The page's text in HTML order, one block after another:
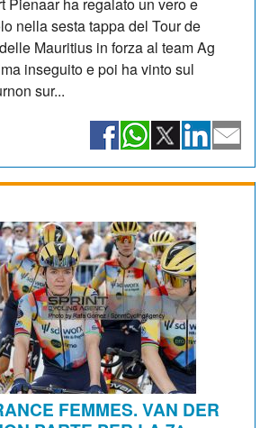
nella sesta tappa del Tour de
Mauritius in forza al team Ag
inseguito e poi ha vinto sul
sur...
FEMMES. VAN DER